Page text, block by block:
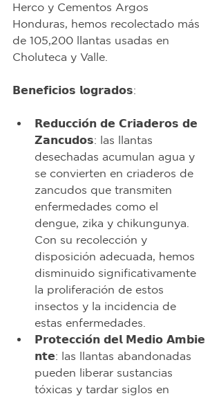
Herco y Cementos Argos
Honduras, hemos recolectado más
de 105,200 llantas usadas en
Choluteca y Valle.
𝗕𝗲𝗻𝗲𝗳𝗶𝗰𝗶𝗼𝘀 𝗹𝗼𝗴𝗿𝗮𝗱𝗼𝘀:
𝗥𝗲𝗱𝘂𝗰𝗰𝗶𝗼́𝗻 𝗱𝗲 𝗖𝗿𝗶𝗮𝗱𝗲𝗿𝗼𝘀 𝗱𝗲
𝗭𝗮𝗻𝗰𝘂𝗱𝗼𝘀: las llantas
desechadas acumulan agua y
se convierten en criaderos de
zancudos que transmiten
enfermedades como el
dengue, zika y chikungunya.
Con su recolección y
disposición adecuada, hemos
disminuido significativamente
la proliferación de estos
insectos y la incidencia de
estas enfermedades.
𝗣𝗿𝗼𝘁𝗲𝗰𝗰𝗶𝗼́𝗻 𝗱𝗲𝗹 𝗠𝗲𝗱𝗶𝗼 𝗔𝗺𝗯𝗶𝗲
𝗻𝘁𝗲: las llantas abandonadas
pueden liberar sustancias
tóxicas y tardar siglos en